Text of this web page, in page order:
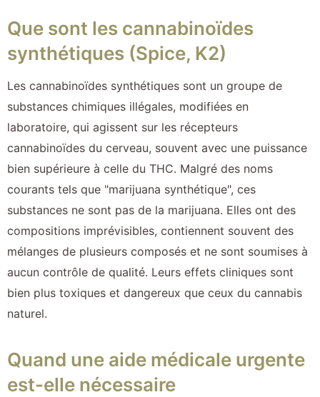
Que sont les cannabinoïdes
synthétiques (Spice, K2)
Les cannabinoïdes synthétiques sont un groupe de
substances chimiques illégales, modifiées en
laboratoire, qui agissent sur les récepteurs
cannabinoïdes du cerveau, souvent avec une puissance
bien supérieure à celle du THC. Malgré des noms
courants tels que "marijuana synthétique", ces
substances ne sont pas de la marijuana. Elles ont des
compositions imprévisibles, contiennent souvent des
mélanges de plusieurs composés et ne sont soumises à
aucun contrôle de qualité. Leurs effets cliniques sont
bien plus toxiques et dangereux que ceux du cannabis
naturel.
Quand une aide médicale urgente
est-elle nécessaire